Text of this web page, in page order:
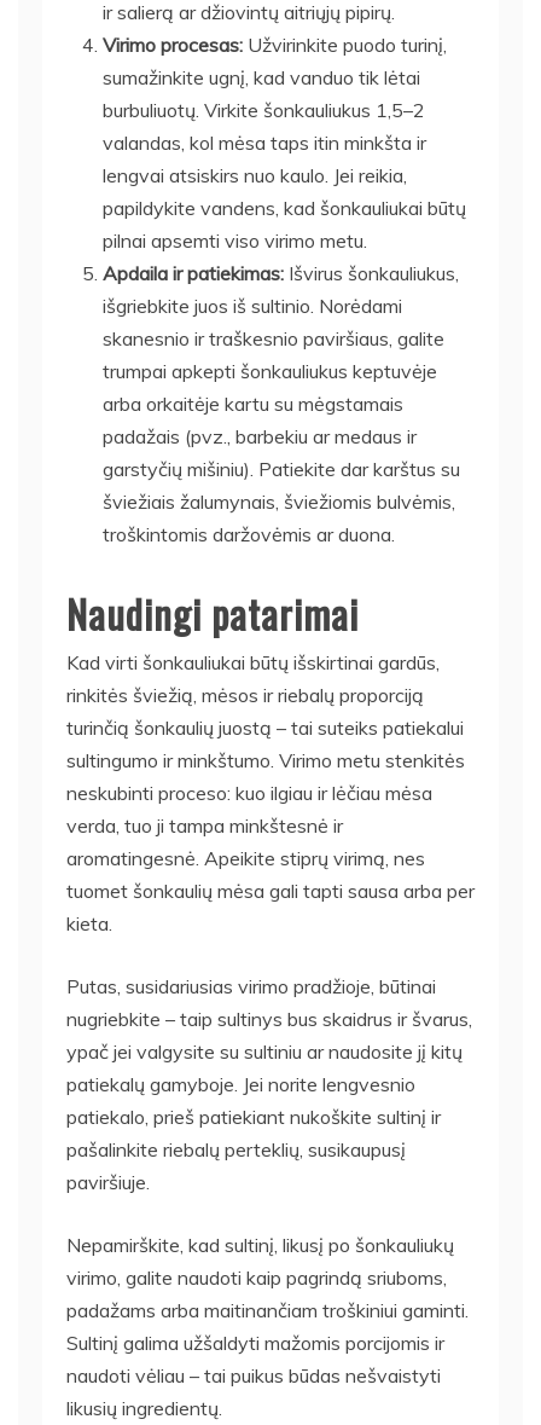
ir salierą ar džiovintų aitriųjų pipirų.
Virimo procesas: Užvirinkite puodo turinį,
sumažinkite ugnį, kad vanduo tik lėtai
burbuliuotų. Virkite šonkauliukus 1,5–2
valandas, kol mėsa taps itin minkšta ir
lengvai atsiskirs nuo kaulo. Jei reikia,
papildykite vandens, kad šonkauliukai būtų
pilnai apsemti viso virimo metu.
Apdaila ir patiekimas: Išvirus šonkauliukus,
išgriebkite juos iš sultinio. Norėdami
skanesnio ir traškesnio paviršiaus, galite
trumpai apkepti šonkauliukus keptuvėje
arba orkaitėje kartu su mėgstamais
padažais (pvz., barbekiu ar medaus ir
garstyčių mišiniu). Patiekite dar karštus su
šviežiais žalumynais, šviežiomis bulvėmis,
troškintomis daržovėmis ar duona.
Naudingi patarimai
Kad virti šonkauliukai būtų išskirtinai gardūs,
rinkitės šviežią, mėsos ir riebalų proporciją
turinčią šonkaulių juostą – tai suteiks patiekalui
sultingumo ir minkštumo. Virimo metu stenkitės
neskubinti proceso: kuo ilgiau ir lėčiau mėsa
verda, tuo ji tampa minkštesnė ir
aromatingesnė. Apeikite stiprų virimą, nes
tuomet šonkaulių mėsa gali tapti sausa arba per
kieta.
Putas, susidariusias virimo pradžioje, būtinai
nugriebkite – taip sultinys bus skaidrus ir švarus,
ypač jei valgysite su sultiniu ar naudosite jį kitų
patiekalų gamyboje. Jei norite lengvesnio
patiekalo, prieš patiekiant nukoškite sultinį ir
pašalinkite riebalų perteklių, susikaupusį
paviršiuje.
Nepamirškite, kad sultinį, likusį po šonkauliukų
virimo, galite naudoti kaip pagrindą sriuboms,
padažams arba maitinančiam troškiniui gaminti.
Sultinį galima užšaldyti mažomis porcijomis ir
naudoti vėliau – tai puikus būdas nešvaistyti
likusių ingredientų.